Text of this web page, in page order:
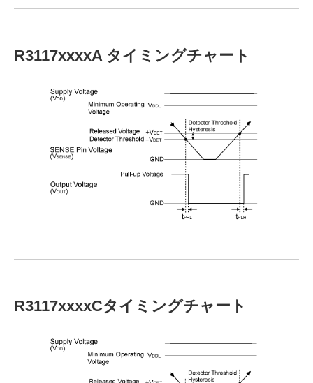
R3117xxxxA タイミングチャート
R3117xxxxCタイミングチャート